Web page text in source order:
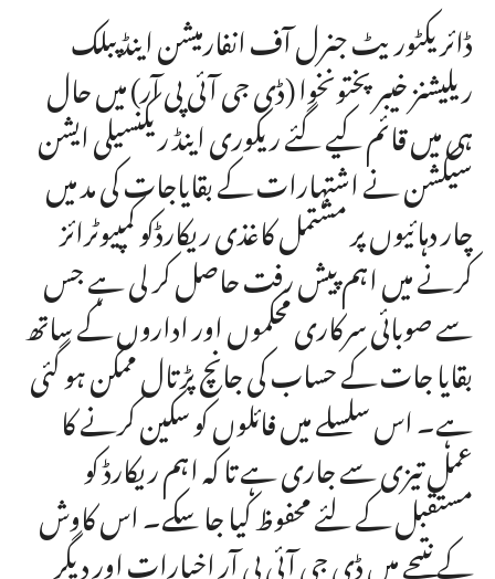
ڈائریکٹوریٹ جنرل آف انفارمیشن اینڈ پبلک
ریلیشنز خیبر پختونخوا (ڈی جی آئی پی آر) میں حال
ہی میں قائم کیے گئے ریکوری اینڈ ریکنسیلی ایشن
سیکشن نے اشتہارات کے بقایاجات کی مد میں
چار دہائیوں پر مشتمل کاغذی ریکارڈکو کمپیوٹرائز
کرنے میں اہم پیش رفت حاصل کر لی ہے جس
سے صوبائی سرکاری محکموں اور اداروں کے ساتھ
بقایا جات کے حساب کی جانچ پڑتال ممکن ہو گئی
ہے۔ اس سلسلے میں فائلوں کو سکین کرنے کا
عمل تیزی سے جاری ہے تا کہ اہم ریکارڈ کو
مستقبل کے لئے محفوظ کیا جا سکے۔ اس کاوش
کے نتیجے میں ڈی جی آئی پی آر اخبارات اور دیگر